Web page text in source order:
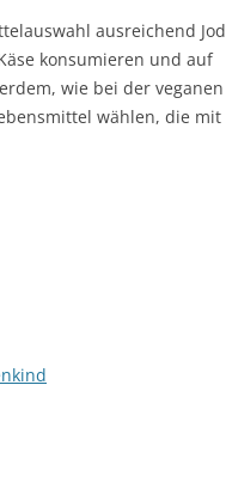
ausreichend Jod
konsumieren und auf
wie bei der veganen
wählen, die mit